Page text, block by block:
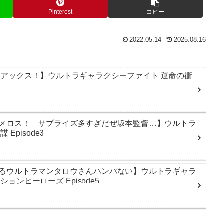
Pinterest コピー
2022.05.14 2025.08.16
ックス！】ウルトラギャラクシーファイト 運命の衝
ロス！ サプライズ多すぎだぜ坂本監督…】ウルトラ
Episode3
ウルトラマンタロウさんハンパない】ウルトラギャラ
ョンヒーローズ Episode5